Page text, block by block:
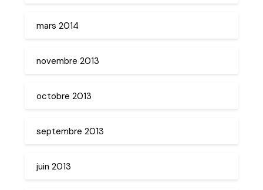
mars 2014
novembre 2013
octobre 2013
septembre 2013
juin 2013